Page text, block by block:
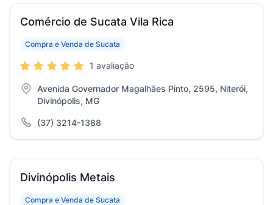
Comércio de Sucata Vila Rica
Compra e Venda de Sucata
1 avaliação
Avenida Governador Magalhães Pinto, 2595, Niterói,
Divinópolis, MG
(37) 3214-1388
Divinópolis Metais
Compra e Venda de Sucata